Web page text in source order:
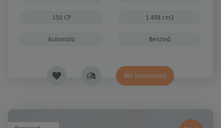
150 CP 1.498 cm3
Automata Benzină
Mă interesează